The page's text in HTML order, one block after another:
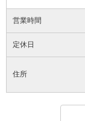
営業時間
定休日
住所